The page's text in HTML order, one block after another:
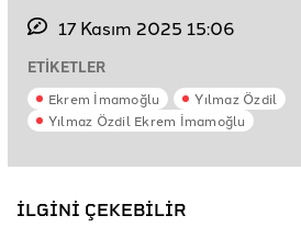
17 Kasım 2025 15:06
ETİKETLER
Ekrem İmamoğlu
Yılmaz Özdil
Yılmaz Özdil Ekrem İmamoğlu
İLGİNİ ÇEKEBİLİR